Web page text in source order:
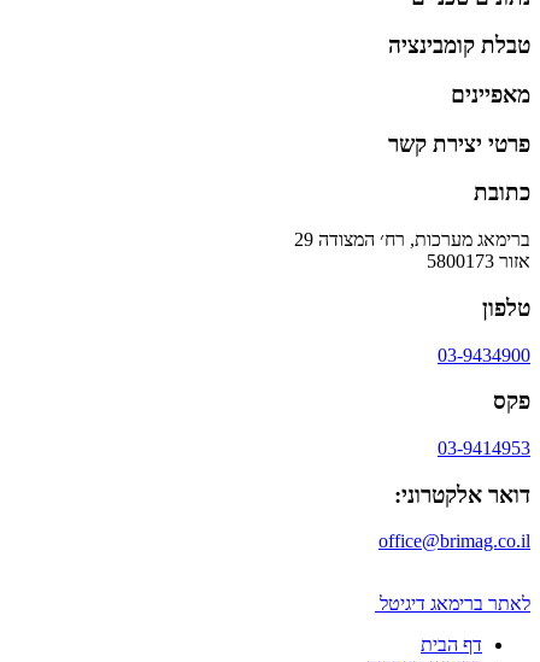
טבלת קומבינציה
מאפיינים
פרטי יצירת קשר
כתובת
ברימאג מערכות, רח׳ המצודה 29
אזור 5800173
טלפון
03-9434900
פקס
03-9414953
דואר אלקטרוני:
office@brimag.co.il
לאתר ברימאג דיגיטל
דף הבית